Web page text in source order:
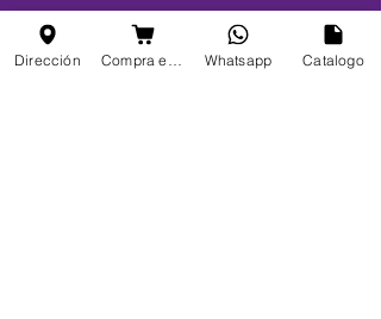
TOPPINGS
OBLEAS
Dirección Whatsapp Catalogo